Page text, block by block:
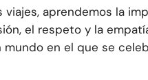
viajes, aprendemos la
el respeto y la
en el que se